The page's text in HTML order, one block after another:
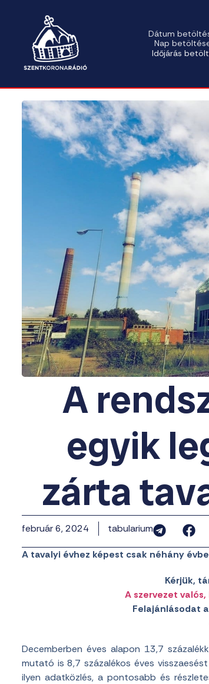
Dátum
Nap
Időjárás
A
egyik
zárta
február 6, 2024 tabularium
A tavalyi évhez képest csak néhány
Kérjük,
A szervezet
Felajánlásodat
Decemberben éves alapon 13,7
mutató is 8,7 százalékos éves
ilyen adatközlés, a pontosabb és